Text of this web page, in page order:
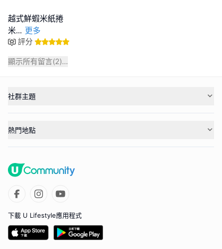
越式鮮蝦米紙捲
米... 更多
評分
顯示所有留言(2)...
社群主題
熱門地點
下載 U Lifestyle應用程式